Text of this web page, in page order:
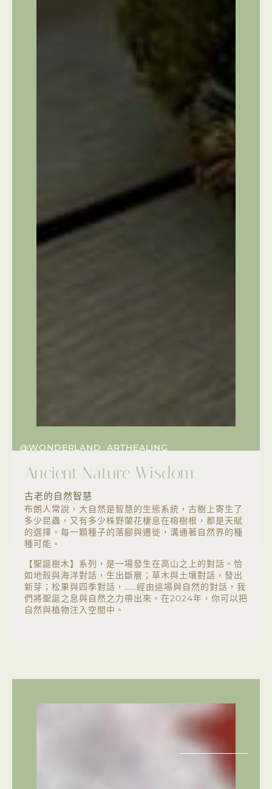
@WONDERLAND_ARTHEALING
Ancient Nature Wisdom
古老的自然智慧
布朗人常說，大自然是智慧的生態系統，古樹上寄生了
多少昆蟲，又有多少株野蘭花棲息在榕樹根，都是天賦
的選擇。每一顆種子的落腳與遷徙，溝通著自然界的種
種可能。
【聖誕樹木】系列，是一場發生在高山之上的對話。恰
如地殼與海洋對話，生出斷層；草木與土壤對話，發出
新芽；松果與四季對話，……經由這場與自然的對話，我
們將聖誕之息與自然之力帶出來，在2024年，你可以把
自然與植物注入空間中。